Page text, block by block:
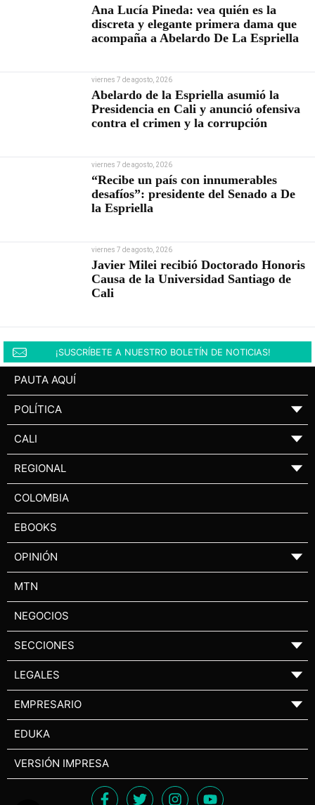
Ana Lucía Pineda: vea quién es la
discreta y elegante primera dama que
acompaña a Abelardo De La Espriella
viernes 7 de agosto, 2026
Abelardo de la Espriella asumió la
Presidencia en Cali y anunció ofensiva
contra el crimen y la corrupción
viernes 7 de agosto, 2026
“Recibe un país con innumerables
desafíos”: presidente del Senado a De
la Espriella
viernes 7 de agosto, 2026
Javier Milei recibió Doctorado Honoris
Causa de la Universidad Santiago de
Cali
¡SUSCRÍBETE A NUESTRO BOLETÍN DE NOTICIAS!
PAUTA AQUÍ
POLÍTICA ▼
CALI ▼
REGIONAL ▼
COLOMBIA
EBOOKS
OPINIÓN ▼
MTN
NEGOCIOS
SECCIONES ▼
LEGALES ▼
EMPRESARIO ▼
EDUKA
VERSIÓN IMPRESA